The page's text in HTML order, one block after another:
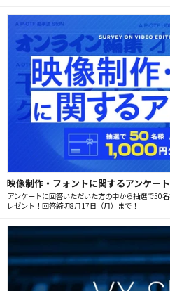
映像制作・フォントに関するアンケート
アンケートに回答いただいた方の中から抽選で50
レゼント！回答締切8月17日（月）まで！